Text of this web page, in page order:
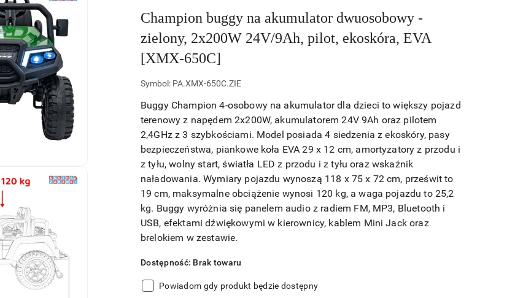
Champion buggy na akumulator dwuosobowy -
zielony, 2x200W 24V/9Ah, pilot, ekoskóra, EVA
[XMX-650C]
Symbol: PA.XMX-650C.ZIE
Buggy Champion 4-osobowy na akumulator dla dzieci to większy pojazd
terenowy z napędem 2x200W, akumulatorem 24V 9Ah oraz pilotem
2,4GHz z 3 szybkościami. Model posiada 4 siedzenia z ekoskóry, pasy
bezpieczeństwa, piankowe koła EVA 29 x 12 cm, amortyzatory z przodu i
z tyłu, wolny start, światła LED z przodu i z tyłu oraz wskaźnik
naładowania. Wymiary pojazdu wynoszą 118 x 75 x 72 cm, prześwit to
19 cm, maksymalne obciążenie wynosi 120 kg, a waga pojazdu to 25,2
kg. Buggy wyróżnia się panelem audio z radiem FM, MP3, Bluetooth i
USB, efektami dźwiękowymi w kierownicy, kablem Mini Jack oraz
brelokiem w zestawie.
Dostępność: Brak towaru
Powiadom gdy produkt będzie dostępny